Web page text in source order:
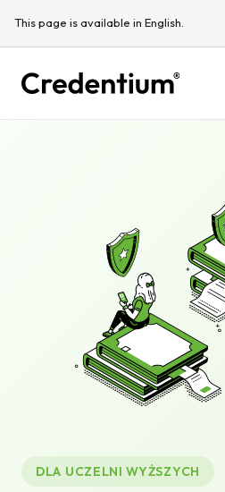
This page is available in English.
Dlaczego Credentium
O CloudTeam
Dla firm szkoleniowych
Dla firm eventowych
Czym są mikropoświadczenia
Regulacje
Standardy i integracje
Baza wiedzy
DLA UCZELNI WYŻSZYCH